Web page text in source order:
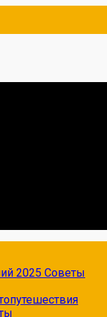
2025 Советы